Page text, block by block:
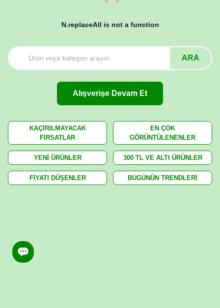
N.replaceAll is not a function
ARA
Alışverişe Devam Et
KAÇIRILMAYACAK
FIRSATLAR
EN ÇOK
GÖRÜNTÜLENENLER
YENİ ÜRÜNLER 300 TL VE ALTI ÜRÜNLER
FİYATI DÜŞENLER BUGÜNÜN TRENDLERİ